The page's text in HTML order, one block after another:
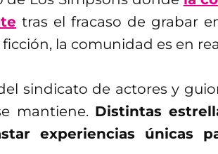
tras el fracaso de grabar
la comunidad es en
sindicato de actores y
mantiene. Distintas
experiencias únicas